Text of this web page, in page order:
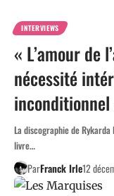
INTERVIEWS
« L’amour de
nécessité
La discographie de
livre…
ParFranck Irle12